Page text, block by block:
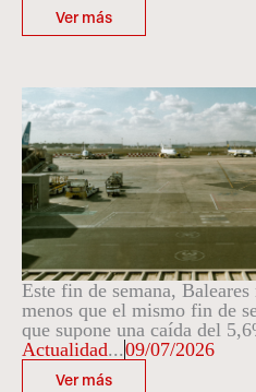
Ver más
Este fin de semana,
menos que el mismo fin de
que supone una caída del
Actualidad...09/07/2026
Ver más